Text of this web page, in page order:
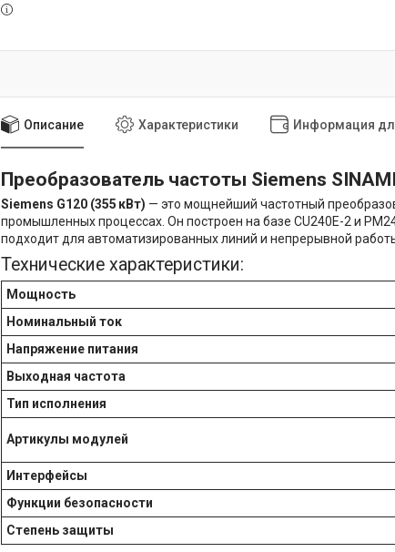
Описание Характеристики Информация
Преобразователь частоты Siemens
Siemens G120 (355 кВт) — это мощнейший частотный
промышленных процессах. Он построен на базе CU240E-2 и
подходит для автоматизированных линий и непрерывной
Технические характеристики:
Мощность
Номинальный ток
Напряжение питания
Выходная частота
Тип исполнения
Артикулы модулей
Интерфейсы
Функции безопасности
Степень защиты